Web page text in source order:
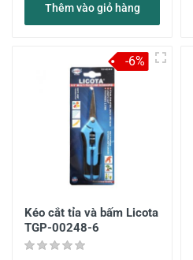
Thêm vào giỏ hàng
Kéo cắt tỉa và bấm Licota
TGP-00248-6
-6%